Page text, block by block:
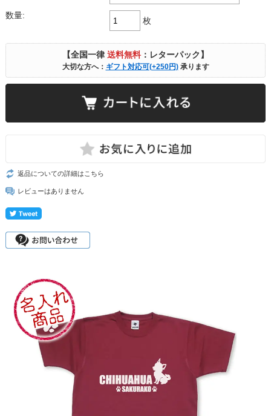
数量:
枚
【全国一律送料無料 ：レターパック】
大切な方へ： ギフト対応可(+250円)承ります
返品についての詳細はこちら
レビューはありません